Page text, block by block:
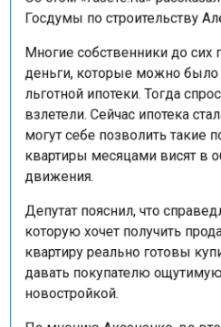
Госдумы по строительству
Многие собственники до сих
деньги, которые можно было
льготной ипотеки. Тогда
взлетели. Сейчас ипотека
могут себе позволить такие
квартиры месяцами висят в
движения.
Депутат пояснил, что
которую хочет получить
квартиру реально готовы
давать покупателю
новостройкой.